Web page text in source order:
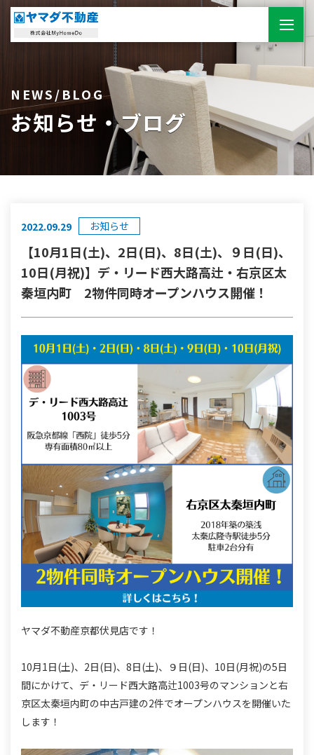
NEWS/BLOG
お知らせ・ブログ
2022.09.29 お知らせ
【10月1日(土)、2日(日)、8日(土)、９日(日)、
10日(月祝)】デ・リード西大路高辻・右京区太
秦垣内町 2物件同時オープンハウス開催！
ヤマダ不動産京都伏見店です！
10月1日(土)、2日(日)、8日(土)、９日(日)、10日(月祝)の5日
間にかけて、デ・リード西大路高辻1003号のマンションと右
京区太秦垣内町の中古戸建の2件でオープンハウスを開催いた
します！